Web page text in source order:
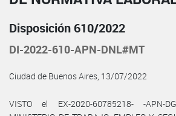
Disposición 610/2022
DI-2022-610-APN-DNL#MT
Ciudad de Buenos Aires, 13/07/2022
VISTO el EX-2020-60785218- -APN-